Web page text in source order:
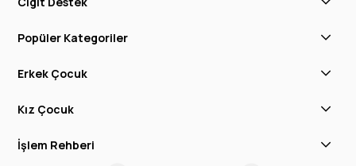
Popüler Kategoriler
Erkek Çocuk
Kız Çocuk
İşlem Rehberi